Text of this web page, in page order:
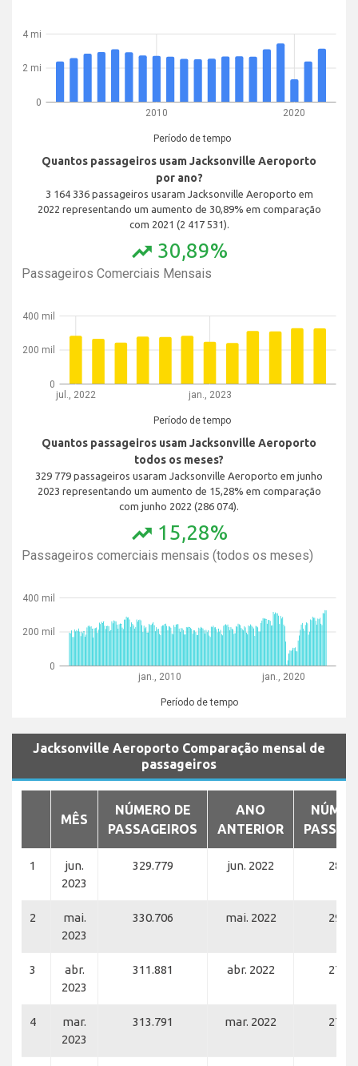
2010 2020
Período de tempo
0
2 mi
4 mi
Quantos passageiros usam Jacksonville Aeroporto
por ano?
3 164 336 passageiros usaram Jacksonville Aeroporto em
2022 representando um aumento de 30,89% em comparação
com 2021 (2 417 531).
trending_up 30,89%
Passageiros Comerciais Mensais
jul., 2022 jan., 2023
Período de tempo
0
200 mil
400 mil
Quantos passageiros usam Jacksonville Aeroporto
todos os meses?
329 779 passageiros usaram Jacksonville Aeroporto em junho
2023 representando um aumento de 15,28% em comparação
com junho 2022 (286 074).
trending_up 15,28%
Passageiros comerciais mensais (todos os meses)
jan., 2010 jan., 2020
Período de tempo
0
200 mil
400 mil
Jacksonville Aeroporto Comparação mensal de
passageiros
MÊS
NÚMERO DE
PASSAGEIROS
ANO
ANTERIOR
1
jun.
2023
329.779 jun. 2022
2
mai.
2023
330.706 mai. 2022
3
abr.
2023
311.881 abr. 2022
4
mar.
2023
313.791 mar. 2022